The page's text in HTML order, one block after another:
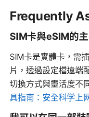
Frequently
SIM卡與eSIM的
SIM卡是實體卡，需
片，透過設定檔遠端
切換方式與靈活度不
具指南：安全科学上